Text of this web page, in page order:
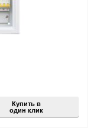
Купить в
один клик